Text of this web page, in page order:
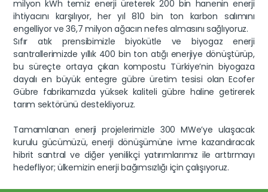
milyon kWh temiz enerji üreterek 200 bin hanenin enerji
ihtiyacını karşılıyor, her yıl 810 bin ton karbon salımını
engelliyor ve 36,7 milyon ağacın nefes almasını sağlıyoruz.
Sıfır atık prensibimizle biyokütle ve biyogaz enerji
santrallerimizde yıllık 400 bin ton atığı enerjiye dönüştürüp,
bu süreçte ortaya çıkan kompostu Türkiye’nin biyogaza
dayalı en büyük entegre gübre üretim tesisi olan Ecofer
Gübre fabrikamızda yüksek kaliteli gübre haline getirerek
tarım sektörünü destekliyoruz.
Tamamlanan enerji projelerimizle 300 MWe’ye ulaşacak
kurulu gücümüzü, enerji dönüşümüne ivme kazandıracak
hibrit santral ve diğer yenilikçi yatırımlarımız ile arttırmayı
hedefliyor; ülkemizin enerji bağımsızlığı için çalışıyoruz.